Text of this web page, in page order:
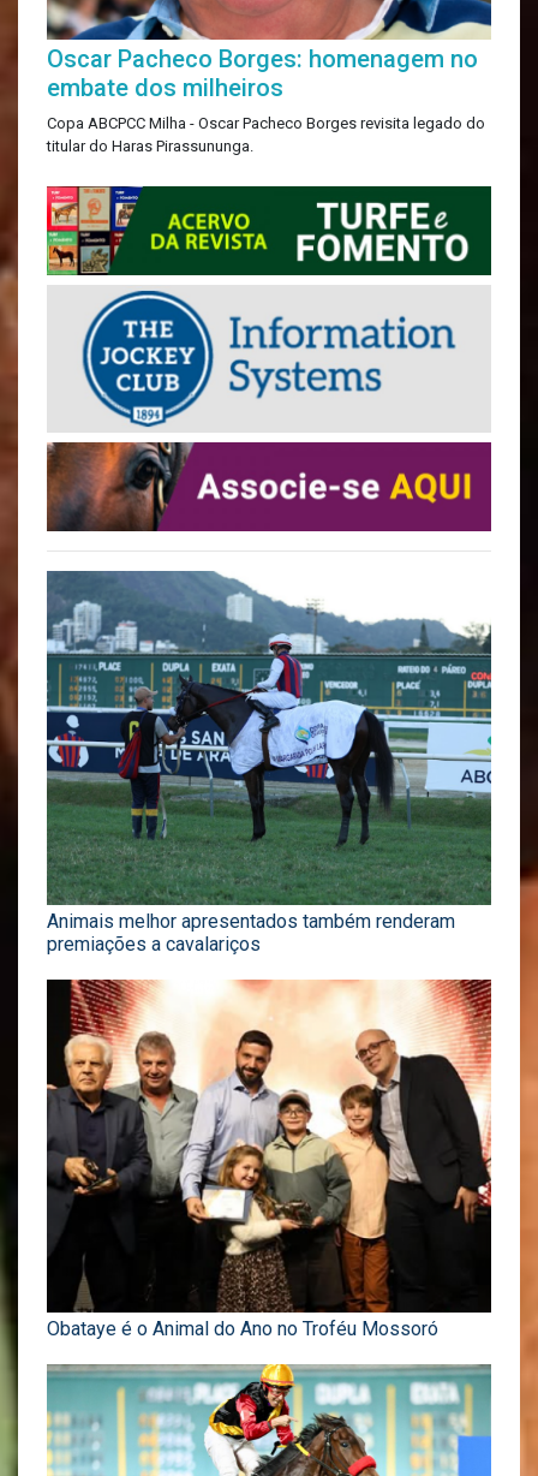
Oscar Pacheco Borges: homenagem no
embate dos milheiros
Copa ABCPCC Milha - Oscar Pacheco Borges revisita legado do
titular do Haras Pirassununga.
Animais melhor apresentados também renderam
premiações a cavalariços
Obataye é o Animal do Ano no Troféu Mossoró